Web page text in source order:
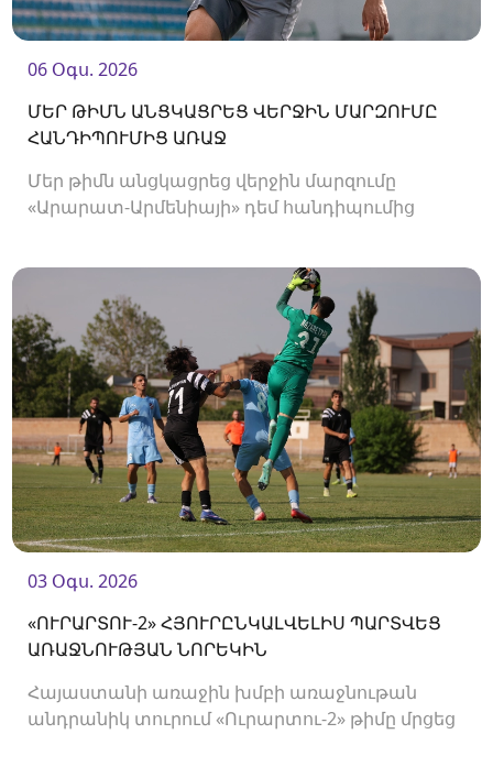
06 Օգս. 2026
ՄԵՐ ԹԻՄՆ ԱՆՑԿԱՑՐԵՑ ՎԵՐՋԻՆ ՄԱՐԶՈՒՄԸ
ՀԱՆԴԻՊՈՒՄԻՑ ԱՌԱՋ
Մեր թիմն անցկացրեց վերջին մարզումը
«Արարատ-Արմենիայի» դեմ հանդիպումից
03 Օգս. 2026
«ՈՒՐԱՐՏՈՒ-2» ՀՅՈՒՐԸՆԿԱԼՎԵԼԻՍ ՊԱՐՏՎԵՑ
ԱՌԱՋՆՈՒԹՅԱՆ ՆՈՐԵԿԻՆ
Հայաստանի առաջին խմբի առաջնութան
անդրանիկ տուրում «Ուրարտու-2» թիմը մրցեց